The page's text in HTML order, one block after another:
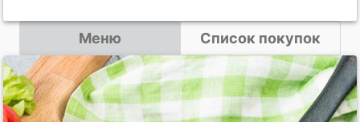
Меню Список покупок